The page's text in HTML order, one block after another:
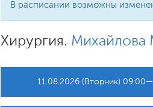
В расписании возможны
Хирургия. Михайлова
11.08.2026 (Вторник)